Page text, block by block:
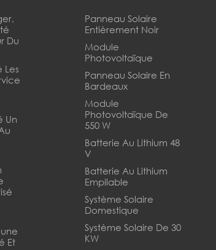
Du
Les
Un
Et
Panneau Solaire
Entièrement Noir
Module
Photovoltaïque
Panneau Solaire En
Bardeaux
Module
Photovoltaïque De
550 W
Batterie Au Lithium 48
V
Batterie Au Lithium
Empilable
Système Solaire
Domestique
Système Solaire De 30
KW